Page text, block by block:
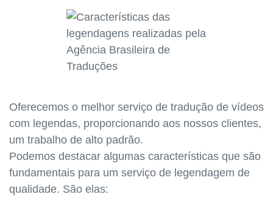
Oferecemos o melhor serviço de tradução de vídeos
com legendas, proporcionando aos nossos clientes,
um trabalho de alto padrão.
Podemos destacar algumas características que são
fundamentais para um serviço de legendagem de
qualidade. São elas: